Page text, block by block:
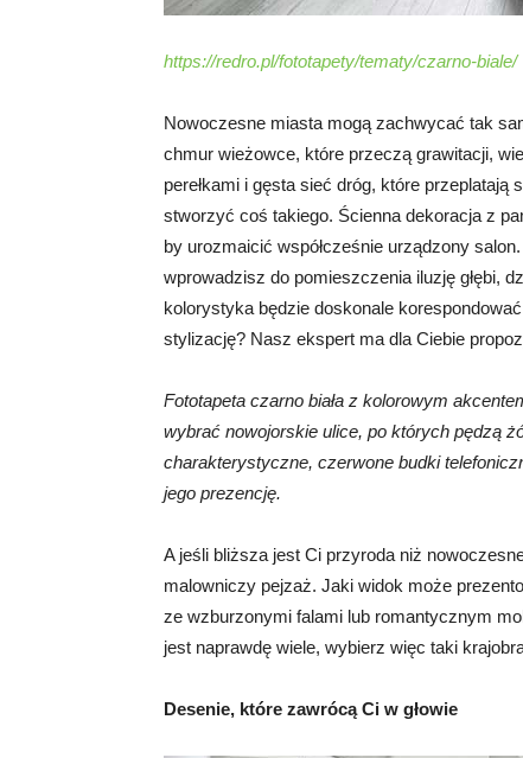
https://redro.pl/fototapety/tematy/czarno-biale/
Nowoczesne miasta mogą zachwycać tak
chmur wieżowce, które przeczą grawitacji,
perełkami i gęsta sieć dróg, które
stworzyć coś takiego. Ścienna dekoracja z
by urozmaicić współcześnie urządzony
wprowadzisz do pomieszczenia iluzję głębi,
kolorystyka będzie doskonale
stylizację? Nasz ekspert ma dla Ciebie
Fototapeta czarno biała z kolorowym
wybrać nowojorskie ulice, po których pędzą
charakterystyczne, czerwone budki
jego prezencję.
A jeśli bliższa jest Ci przyroda niż
malowniczy pejzaż. Jaki widok może
ze wzburzonymi falami lub romantycznym
jest naprawdę wiele, wybierz więc taki
Desenie, które zawrócą Ci w głowie